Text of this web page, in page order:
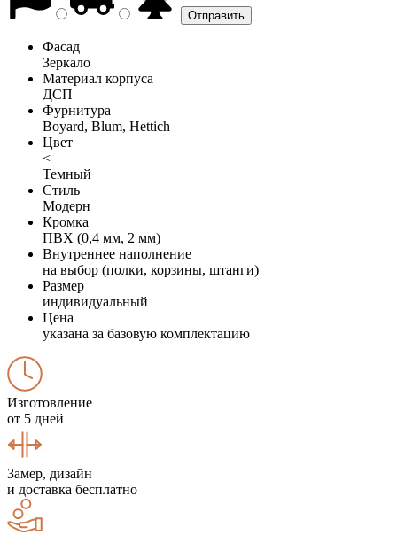
Фасад
Зеркало
Материал корпуса
ДСП
Фурнитура
Boyard, Blum, Hettich
Цвет
<
Темный
Стиль
Модерн
Кромка
ПВХ (0,4 мм, 2 мм)
Внутреннее наполнение
на выбор (полки, корзины, штанги)
Размер
индивидуальный
Цена
указана за базовую комплектацию
Изготовление
от 5 дней
Замер, дизайн
и доставка бесплатно